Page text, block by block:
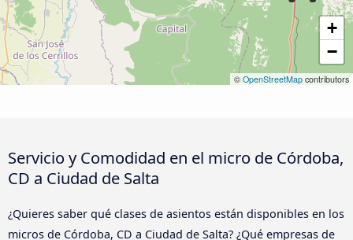
+
−
© OpenStreetMap contributors
Servicio y Comodidad en el micro de Córdoba,
CD a Ciudad de Salta
¿Quieres saber qué clases de asientos están disponibles en los
micros de Córdoba, CD a Ciudad de Salta? ¿Qué empresas de